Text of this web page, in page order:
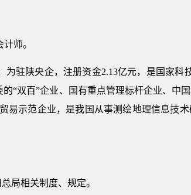
师。
为驻陕央企，注册资金2.13亿元，是国家科
“双百”企业、国有重点管理标杆企业、中
易示范企业，是我国从事测绘地理信息技
局相关制度、规定。